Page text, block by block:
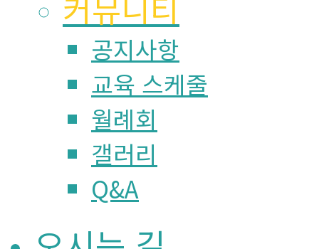
공지사항
교육 스케줄
월례회
갤러리
Q&A